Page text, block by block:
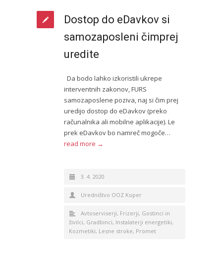
Dostop do eDavkov si
samozaposleni čimprej
uredite
Da bodo lahko izkoristili ukrepe
interventnih zakonov, FURS
samozaposlene poziva, naj si čim prej
uredijo dostop do eDavkov (preko
računalnika ali mobilne aplikacije). Le
prek eDavkov bo namreč mogoče…
read more →
3. 4. 2020
Uredništvo OOZ Koper
Avtoserviserji, Frizerji, Gostinci in
živilci, Gradbinci, Instalaterji energetiki,
Kozmetiki, Lesne stroke, Promet